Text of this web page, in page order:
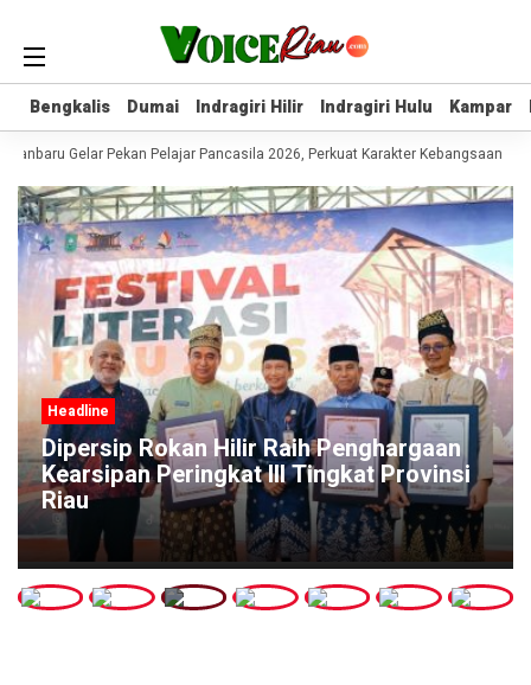
Bengkalis Dumai Indragiri Hilir Indragiri Hulu Kampar
Bengkalis Dumai Indragiri Hilir Indragiri Hulu Kampar
Gelar Pekan Pelajar Pancasila 2026, Perkuat Karakter Kebangsaan
Headline
Dipersip Rokan Hilir Raih Penghargaan
Kearsipan Peringkat III Tingkat Provinsi
Riau